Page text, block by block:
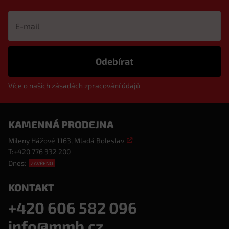
Více o našich zásadách zpracování údajů
KAMENNÁ PRODEJNA
Mileny Hážové 1163, Mladá Boleslav
T:+420 776 332 200
Dnes:
ZAVŘENO
KONTAKT
+420 606 582 096